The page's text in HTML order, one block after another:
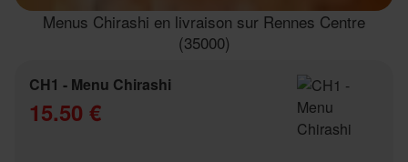
Menus Chirashi en livraison sur Rennes Centre
(35000)
CH1 - Menu Chirashi
15.50 €